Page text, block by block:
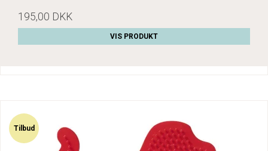
195,00 DKK
VIS PRODUKT
Tilbud